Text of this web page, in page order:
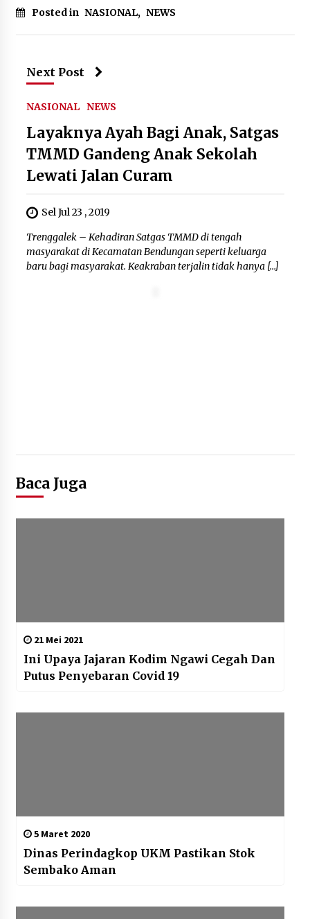
Perlindungan Hak Cipta Musik di Era
Digital, Sosialisasikan Pencatatan
Media Bisa Berdampak Besar
hingga Fatal
6 Agustus 2026
Posted in NASIONAL, NEWS
Next Post
NASIONAL NEWS
Layaknya Ayah Bagi Anak, Satgas
TMMD Gandeng Anak Sekolah
Lewati Jalan Curam
Sel Jul 23 , 2019
Trenggalek – Kehadiran Satgas TMMD di tengah
masyarakat di Kecamatan Bendungan seperti keluarga
baru bagi masyarakat. Keakraban terjalin tidak hanya […]
Baca Juga
21 Mei 2021
Ini Upaya Jajaran Kodim Ngawi Cegah Dan
Putus Penyebaran Covid 19
5 Maret 2020
Dinas Perindagkop UKM Pastikan Stok
Sembako Aman